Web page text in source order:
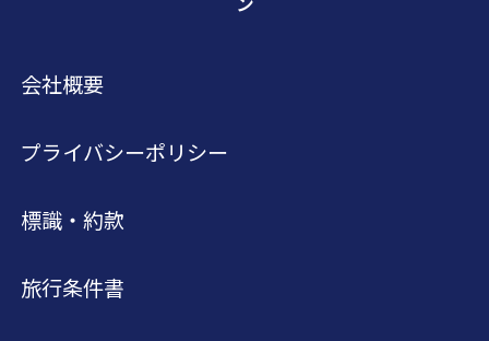
会社概要
プライバシーポリシー
標識・約款
旅行条件書